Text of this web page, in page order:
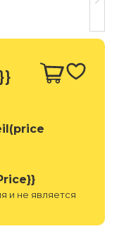
и не является